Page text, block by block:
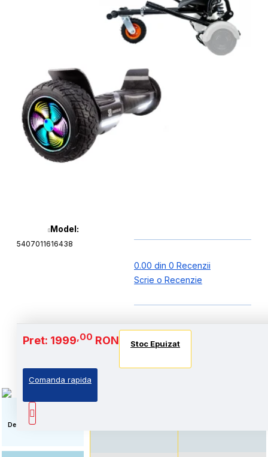
Model:
5407011616438
0.00 din 0 Recenzii
Scrie o Recenzie
Pret: 1999,00 RON Stoc Epuizat
Comanda rapida
Baterie si Autonomie
Descriere
Stoc Epuizat
Standard: Pret accesibil,
Stoc Epuizat